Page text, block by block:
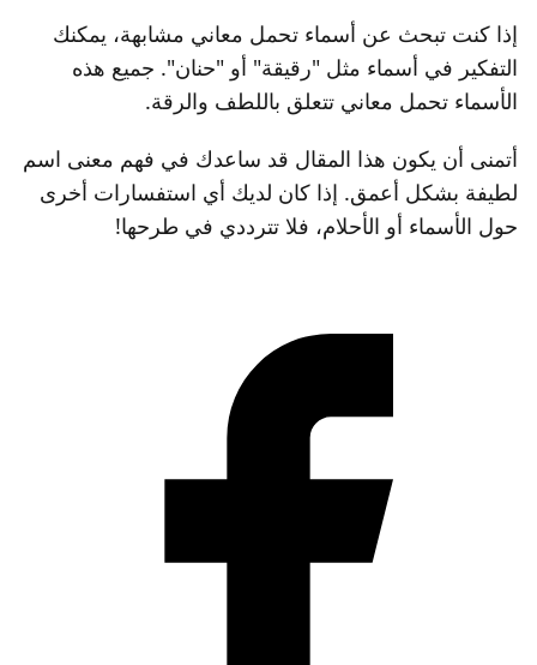
إذا كنت تبحث عن أسماء تحمل معاني مشابهة، يمكنك
التفكير في أسماء مثل "رقيقة" أو "حنان". جميع هذه
الأسماء تحمل معاني تتعلق باللطف والرقة.
أتمنى أن يكون هذا المقال قد ساعدك في فهم معنى اسم
لطيفة بشكل أعمق. إذا كان لديك أي استفسارات أخرى
حول الأسماء أو الأحلام، فلا تترددي في طرحها!